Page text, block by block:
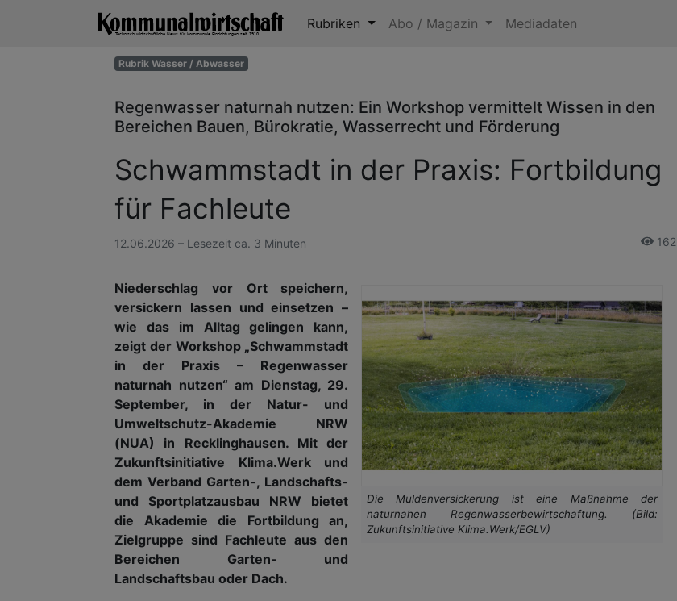
Rubriken Abo / Magazin Mediadaten
Rubrik Wasser / Abwasser
Regenwasser naturnah nutzen: Ein Workshop vermittelt Wissen in den
Bereichen Bauen, Bürokratie, Wasserrecht und Förderung
Schwammstadt in der Praxis: Fortbildung
für Fachleute
12.06.2026 – Lesezeit ca. 3 Minuten 162
Die Muldenversickerung ist eine Maßnahme der
naturnahen Regenwasserbewirtschaftung. (Bild:
Zukunftsinitiative Klima.Werk/EGLV)
Niederschlag vor Ort speichern,
versickern lassen und einsetzen –
wie das im Alltag gelingen kann,
zeigt der Workshop „Schwammstadt
in der Praxis – Regenwasser
naturnah nutzen“ am Dienstag, 29.
September, in der Natur- und
Umweltschutz-Akademie NRW
(NUA) in Recklinghausen. Mit der
Zukunftsinitiative Klima.Werk und
dem Verband Garten-, Landschafts-
und Sportplatzausbau NRW bietet
die Akademie die Fortbildung an,
Zielgruppe sind Fachleute aus den
Bereichen Garten- und
Landschaftsbau oder Dach.